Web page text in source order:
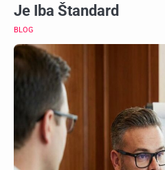
Je Iba Štandard
BLOG